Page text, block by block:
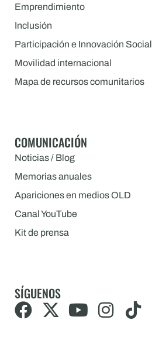
Emprendimiento
Inclusión
Participación e Innovación Social
Movilidad internacional
Mapa de recursos comunitarios
COMUNICACIÓN
Noticias / Blog
Memorias anuales
Apariciones en medios OLD
Canal YouTube
Kit de prensa
SÍGUENOS
F
a
X Y I T
i